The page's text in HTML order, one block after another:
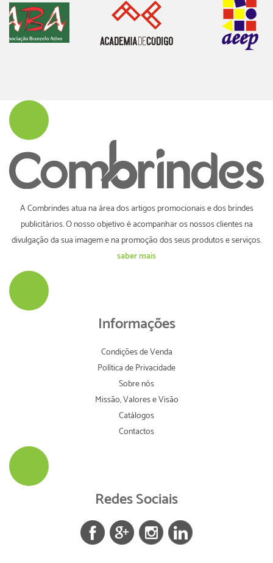
A Combrindes atua na área dos artigos promocionais e dos brindes
publicitários. O nosso objetivo é acompanhar os nossos clientes na
divulgação da sua imagem e na promoção dos seus produtos e serviços.
saber mais
Informações
Condições de Venda
Política de Privacidade
Sobre nós
Missão, Valores e Visão
Catálogos
Contactos
Redes Sociais